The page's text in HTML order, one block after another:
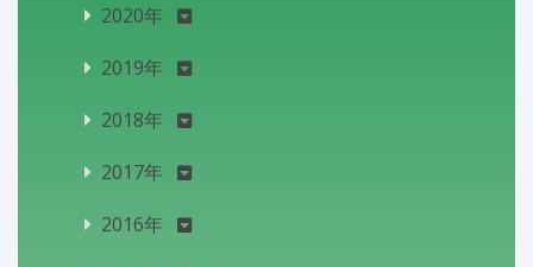
2020年
2019年
2018年
2017年
2016年